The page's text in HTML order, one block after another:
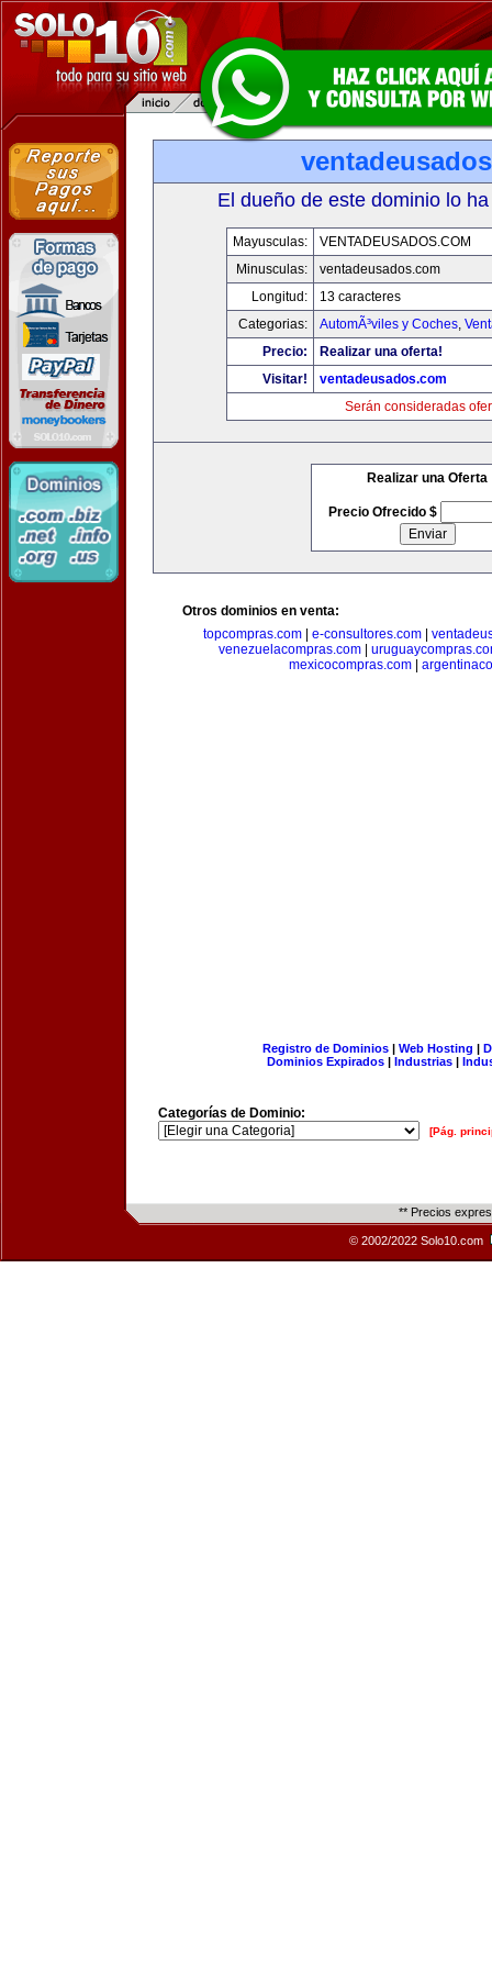
El dueño de este dominio lo
Mayusculas:
VENTADEUSADOS.COM
Minusculas:
ventadeusados.com
Longitud:
13 caracteres
Categorias:
AutomÃ³viles y Coches,
Precio:
Realizar una oferta!
Visitar!
ventadeusados.com
Serán consideradas
Realizar una Oferta
Precio Ofrecido $
Otros dominios en venta:
topcompras.com
e-consultores.com
venezuelacompras.com|
mexicocompras.com
Registro de Dominios| Web Hosting |
Dominios Expirados | Industrias |
Categorías de Dominio:
[Pág.
** Precios
© 2002/2022 Solo10.com